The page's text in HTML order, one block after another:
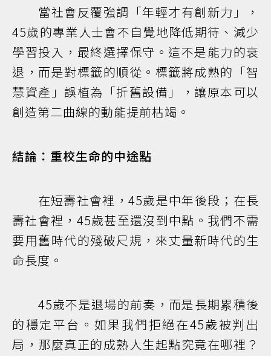
當社會反覆強調「年輕才有創新力」，
45歲的專業人士會不自覺地降低期待、減少
學習投入，最終選擇保守。這不是能力的衰
退，而是對標籤的順從。標籤將成熟的「智
慧資產」誤植為「折舊設備」，讓原本可以
創造第二曲線的動能提前枯竭。
結論：重校生命的中途點
在短壽社會裡，45歲是中年後段；在長
壽社會裡，45歲甚至還沒到中點。我們不需
要用舊時代的殘破尺規，來丈量新時代的生
命長度。
45歲不是退場的前奏，而是長期累積後
的穩定平台。如果我們拒絕在45歲被判出
局，那麼真正的成熟人生起點究竟在哪裡？